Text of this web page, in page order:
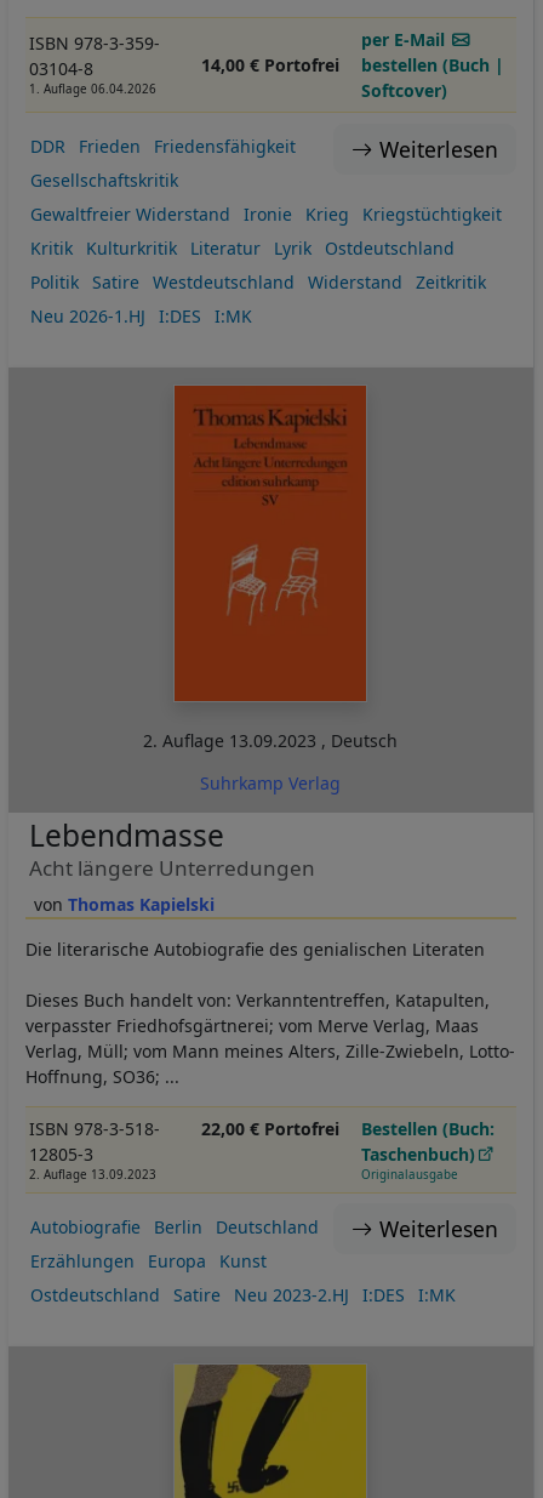
ISBN 978-3-359-
03104-8
1. Auflage 06.04.2026
14,00 € Portofrei
per E-Mail
bestellen (Buch |
Softcover)
Weiterlesen
DDR Frieden
Friedensfähigkeit
Gesellschaftskritik
Gewaltfreier Widerstand
Ironie Krieg
Kriegstüchtigkeit
Kritik
Kulturkritik Literatur Lyrik
Ostdeutschland
Politik
Satire Westdeutschland Widerstand
Zeitkritik
Neu 2026-1.HJ
I:DES I:MK
2. Auflage 13.09.2023 , Deutsch
Suhrkamp Verlag
Thomas Kapielski
Lebendmasse
Acht längere Unterredungen
Die literarische Autobiografie des genialischen Literaten
Dieses Buch handelt von: Verkanntentreffen, Katapulten,
verpasster Friedhofsgärtnerei; vom Merve Verlag, Maas
Verlag, Müll; vom Mann meines Alters, Zille-Zwiebeln, Lotto-
Hoffnung, SO36; ...
ISBN 978-3-518-
12805-3
2. Auflage 13.09.2023
22,00 € Portofrei
Bestellen (Buch:
Taschenbuch)
Originalausgabe
Weiterlesen
Autobiografie Berlin
Deutschland
Erzählungen
Europa
Kunst
Ostdeutschland
Satire Neu 2023-2.HJ I:DES I:MK